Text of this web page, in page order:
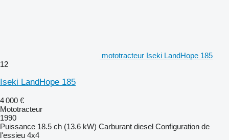
mototracteur Iseki LandHope 185
12
Iseki LandHope 185
4 000 €
Mototracteur
1990
Puissance 18.5 ch (13.6 kW) Carburant diesel Configuration de
l'essieu 4x4